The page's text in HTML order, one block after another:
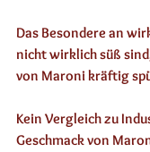
Das Besondere an
nicht wirklich süß
von Maroni kräftig
Kein Vergleich zu
Geschmack von